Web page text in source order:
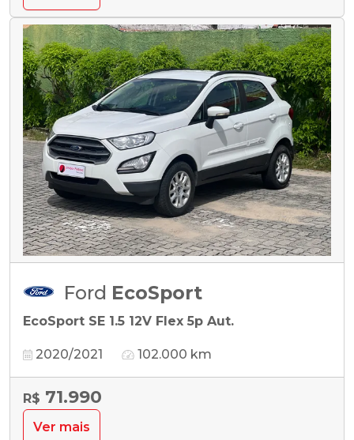
Ford EcoSport
EcoSport SE 1.5 12V Flex 5p Aut.
2020/2021 102.000 km
R$ 71.990
Ver mais